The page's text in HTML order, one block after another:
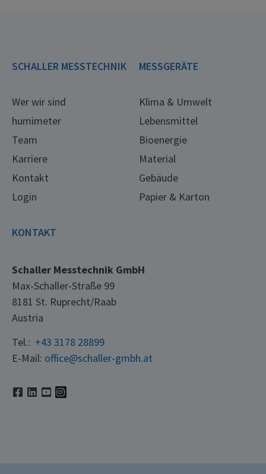
SCHALLER MESSTECHNIK
Wer wir sind
humimeter
Team
Karriere
Kontakt
Login
MESSGERÄTE
Klima & Umwelt
Lebensmittel
Bioenergie
Material
Gebäude
Papier & Karton
KONTAKT
Schaller Messtechnik GmbH
Max-Schaller-Straße 99
8181 St. Ruprecht/Raab
Austria
Tel.: +43 3178 28899
E-Mail: office@schaller-gmbh.at